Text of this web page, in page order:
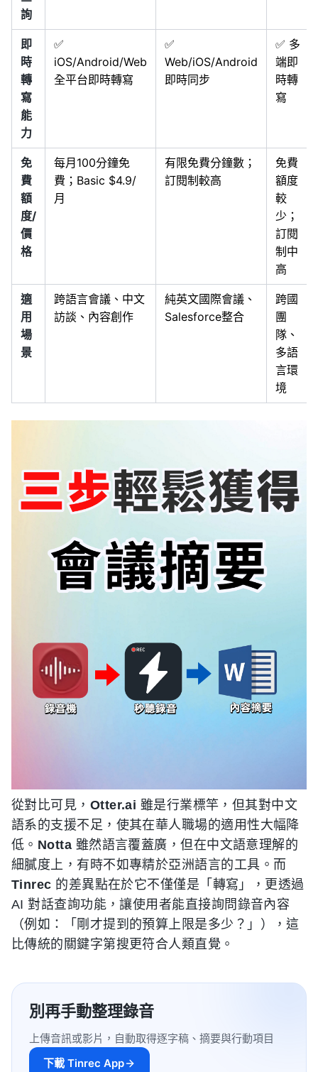
詢
即
時
轉
寫
能
力
✅
iOS/Android/Web
全平台即時轉寫
✅
Web/iOS/Android
即時同步
✅ 多
端即
時轉
寫
免
費
額
度/
價
格
每月100分鐘免
費；Basic $4.9/
月
有限免費分鐘數；
訂閱制較高
免費
額度
較
少；
訂閱
制中
高
適
用
場
景
跨語言會議、中文
訪談、內容創作
純英文國際會議、
Salesforce整合
跨國
團
隊、
多語
言環
境
從對比可見， Otter.ai 雖是行業標竿，但其對中文
語系的支援不足，使其在華人職場的適用性大幅降
低。 Notta 雖然語言覆蓋廣，但在中文語意理解的
細膩度上，有時不如專精於亞洲語言的工具。而
Tinrec 的差異點在於它不僅僅是「轉寫」，更透過
AI 對話查詢功能，讓使用者能直接詢問錄音內容
（例如：「剛才提到的預算上限是多少？」），這
比傳統的關鍵字第搜更符合人類直覺。
別再手動整理錄音
上傳音訊或影片，自動取得逐字稿、摘要與行動項目
下載 Tinrec App